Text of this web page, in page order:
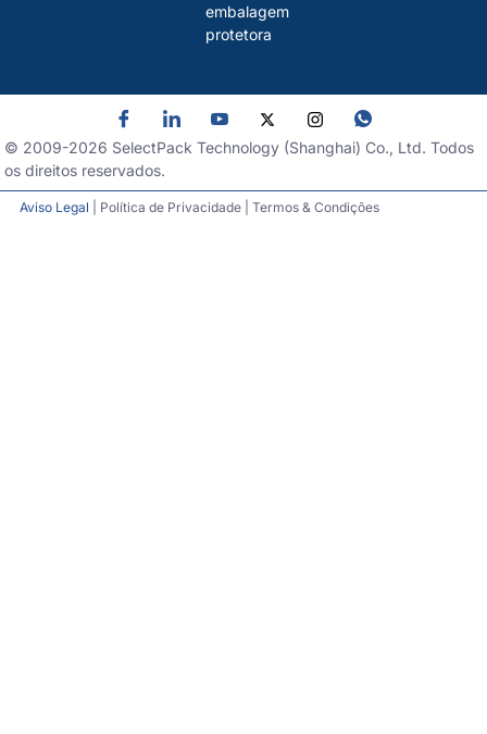
embalagem
protetora
© 2009-2026 SelectPack Technology (Shanghai) Co., Ltd. Todos
os direitos reservados.
Aviso Legal | Política de Privacidade | Termos & Condições